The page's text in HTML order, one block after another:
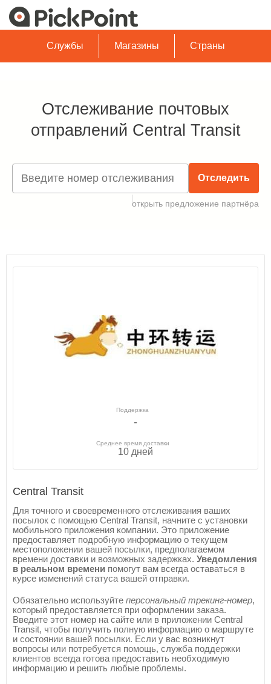
Службы Магазины Страны
Отслеживание почтовых
отправлений Central Transit
Отследить
открыть предложение партнёра
Поддержка
-
Среднее время доставки
10 дней
Central Transit
Для точного и своевременного отслеживания ваших
посылок с помощью Central Transit, начните с установки
мобильного приложения компании. Это приложение
предоставляет подробную информацию о текущем
местоположении вашей посылки, предполагаемом
времени доставки и возможных задержках. Уведомления
в реальном времени помогут вам всегда оставаться в
курсе изменений статуса вашей отправки.
Обязательно используйте персональный трекинг-номер,
который предоставляется при оформлении заказа.
Введите этот номер на сайте или в приложении Central
Transit, чтобы получить полную информацию о маршруте
и состоянии вашей посылки. Если у вас возникнут
вопросы или потребуется помощь, служба поддержки
клиентов всегда готова предоставить необходимую
информацию и решить любые проблемы.